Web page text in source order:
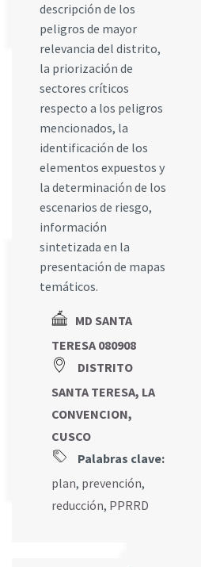
descripción de los
peligros de mayor
relevancia del distrito,
la priorización de
sectores críticos
respecto a los peligros
mencionados, la
identificación de los
elementos expuestos y
la determinación de los
escenarios de riesgo,
información
sintetizada en la
presentación de mapas
temáticos.
MD SANTA
TERESA 080908
DISTRITO
SANTA TERESA, LA
CONVENCION,
CUSCO
Palabras clave:
plan, prevención,
reducción, PPRRD